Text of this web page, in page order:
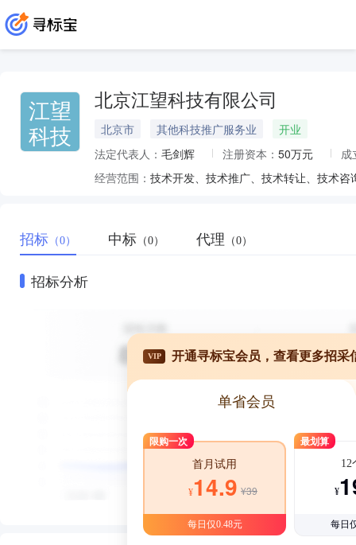
江望
科技
北京江望科技有限公司
北京市 其他科技推广服务业
开业
法定代表人： 毛剑辉 注册资本： 50万元
成
经营范围：
招标 （0） 中标 （0） 代理 （0）
招标分析
VIP 开通寻标宝会员，查看更多招采
单省会员
限购一次
首月试用
¥14.9 ¥39
每日仅0.48元
最划算
12
¥
每日